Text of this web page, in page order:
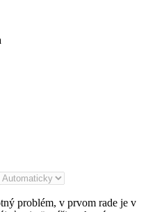
problém, v prvom rade je v